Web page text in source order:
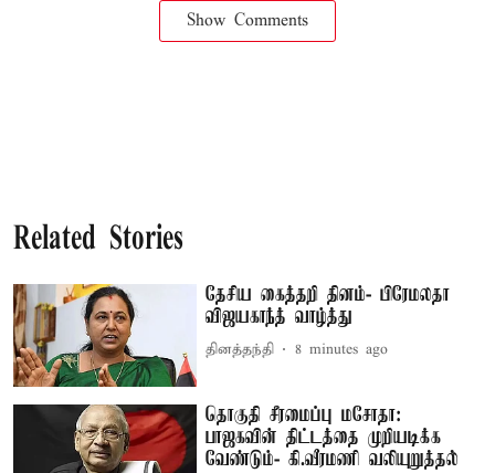
Show Comments
Related Stories
தேசிய கைத்தறி தினம்- பிரேமலதா
விஜயகாந்த் வாழ்த்து
தினத்தந்தி 8 minutes ago
தொகுதி சீரமைப்பு மசோதா:
பாஜகவின் திட்டத்தை முறியடிக்க
வேண்டும்- கி.வீரமணி வலியுறுத்தல்